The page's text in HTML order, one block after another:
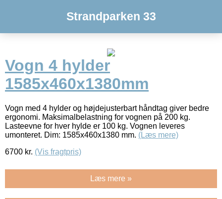
Strandparken 33
Vogn 4 hylder
1585x460x1380mm
Vogn med 4 hylder og højdejusterbart håndtag giver bedre
ergonomi. Maksimalbelastning for vognen på 200 kg.
Lasteevne for hver hylde er 100 kg. Vognen leveres
umonteret. Dim: 1585x460x1380 mm. (Læs mere)
6700 kr. (Vis fragtpris)
Læs mere »